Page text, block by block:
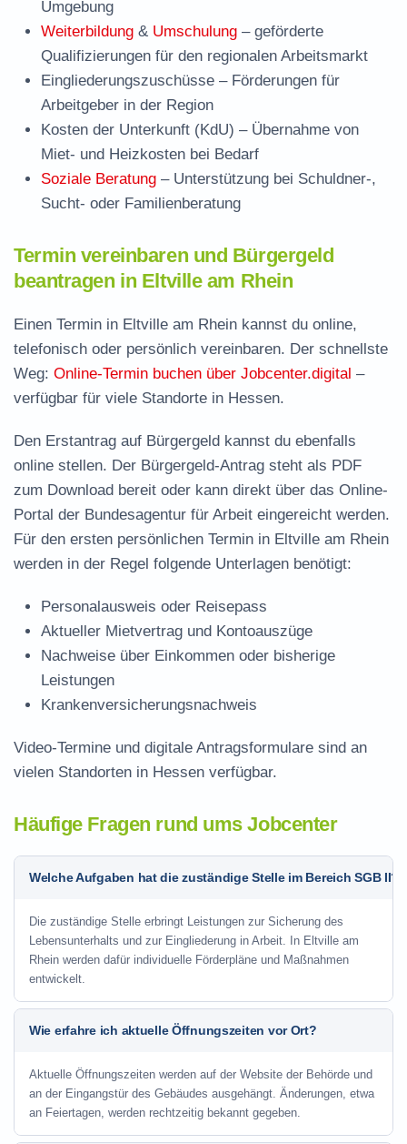
Umgebung
Weiterbildung & Umschulung – geförderte
Qualifizierungen für den regionalen Arbeitsmarkt
Eingliederungszuschüsse – Förderungen für
Arbeitgeber in der Region
Kosten der Unterkunft (KdU) – Übernahme von
Miet- und Heizkosten bei Bedarf
Soziale Beratung – Unterstützung bei Schuldner-,
Sucht- oder Familienberatung
Termin vereinbaren und Bürgergeld
beantragen in Eltville am Rhein
Einen Termin in Eltville am Rhein kannst du online,
telefonisch oder persönlich vereinbaren. Der schnellste
Weg: Online-Termin buchen über Jobcenter.digital –
verfügbar für viele Standorte in Hessen.
Den Erstantrag auf Bürgergeld kannst du ebenfalls
online stellen. Der Bürgergeld-Antrag steht als PDF
zum Download bereit oder kann direkt über das Online-
Portal der Bundesagentur für Arbeit eingereicht werden.
Für den ersten persönlichen Termin in Eltville am Rhein
werden in der Regel folgende Unterlagen benötigt:
Personalausweis oder Reisepass
Aktueller Mietvertrag und Kontoauszüge
Nachweise über Einkommen oder bisherige
Leistungen
Krankenversicherungsnachweis
Video-Termine und digitale Antragsformulare sind an
vielen Standorten in Hessen verfügbar.
Häufige Fragen rund ums Jobcenter
Welche Aufgaben hat die zuständige Stelle im Bereich SGB II?
Die zuständige Stelle erbringt Leistungen zur Sicherung des
Lebensunterhalts und zur Eingliederung in Arbeit. In Eltville am
Rhein werden dafür individuelle Förderpläne und Maßnahmen
entwickelt.
Wie erfahre ich aktuelle Öffnungszeiten vor Ort?
Aktuelle Öffnungszeiten werden auf der Website der Behörde und
an der Eingangstür des Gebäudes ausgehängt. Änderungen, etwa
an Feiertagen, werden rechtzeitig bekannt gegeben.